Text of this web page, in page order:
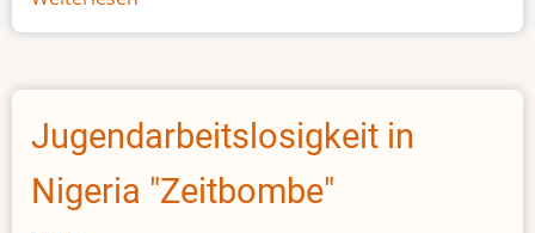
Afrikas
Größe
Jugendarbeitslosigkeit in
Nigeria "Zeitbombe"